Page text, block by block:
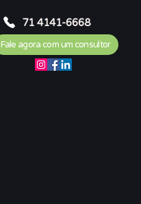
71 4141-6668
Fale agora com um consultor